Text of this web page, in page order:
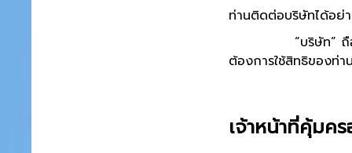
ท่านติดต่อบริษัทได้อย่า
“บริษัท” ถือว่าเป็
ต้องการใช้สิทธิของท่
เจ้าหน้าที่คุ้มค